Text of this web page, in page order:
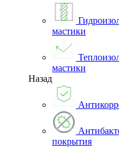
мастики
мастики
Назад
покрытия